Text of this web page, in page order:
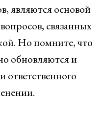
являются основой
связанных
Но помните, что
обновляются и
ответственного